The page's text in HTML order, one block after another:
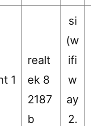
1
realt
ek 8
2187
b
si
(w
ifi
w
ay
2.